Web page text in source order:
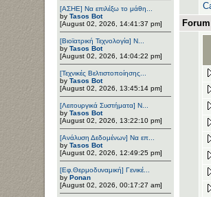
[ΑΣΗΕ] Να επιλέξω το μάθη...
by Tasos Bot
[August 02, 2026, 14:41:37 pm]
[Βιοϊατρική Τεχνολογία] Ν...
by Tasos Bot
[August 02, 2026, 14:04:22 pm]
[Τεχνικές Βελτιστοποίησης...
by Tasos Bot
[August 02, 2026, 13:45:14 pm]
[Λειτουργικά Συστήματα] Ν...
by Tasos Bot
[August 02, 2026, 13:22:10 pm]
[Ανάλυση Δεδομένων] Να επ...
by Tasos Bot
[August 02, 2026, 12:49:25 pm]
[Εφ.Θερμοδυναμική] Γενικέ...
by Ponan
[August 02, 2026, 00:17:27 am]